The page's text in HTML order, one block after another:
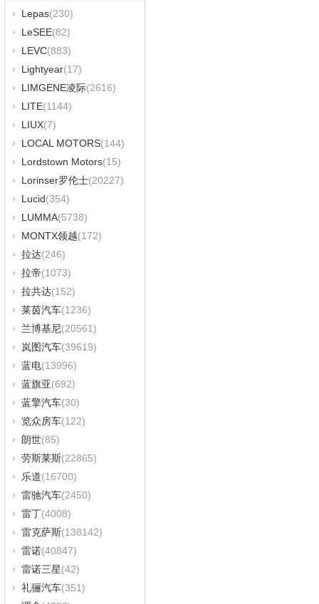
Lepas(230)
LeSEE(82)
LEVC(883)
Lightyear(17)
LIMGENE凌际(2616)
LITE(1144)
LIUX(7)
LOCAL MOTORS(144)
Lordstown Motors(15)
Lorinser罗伦士(20227)
Lucid(354)
LUMMA(5738)
MONTX领越(172)
拉达(246)
拉帝(1073)
拉共达(152)
莱茵汽车(1236)
兰博基尼(20561)
岚图汽车(39619)
蓝电(13996)
蓝旗亚(692)
蓝擎汽车(30)
览众房车(122)
朗世(85)
劳斯莱斯(22865)
乐道(16700)
雷驰汽车(2450)
雷丁(4008)
雷克萨斯(138142)
雷诺(40847)
雷诺三星(42)
礼骊汽车(351)